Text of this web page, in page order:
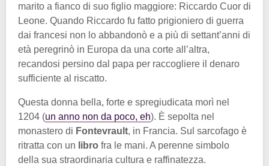
marito a fianco di suo figlio maggiore: Riccardo Cuor di
Leone. Quando Riccardo fu fatto prigioniero di guerra
dai francesi non lo abbandonò e a più di settant’anni di
età peregrinò in Europa da una corte all’altra,
recandosi persino dal papa per raccogliere il denaro
sufficiente al riscatto.
Questa donna bella, forte e spregiudicata morì nel
1204 (un anno non da poco, eh). È sepolta nel
monastero di Fontevrault, in Francia. Sul sarcofago è
ritratta con un libro fra le mani. A perenne simbolo
della sua straordinaria cultura e raffinatezza.